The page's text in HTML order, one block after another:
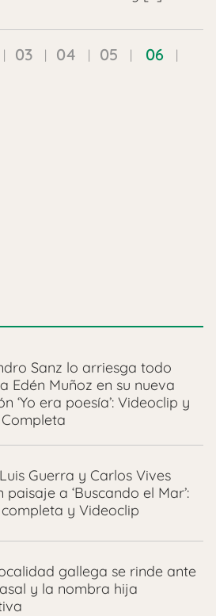
03 04 05 06
Sanz lo arriesga todo
Edén Muñoz en su nueva
‘Yo era poesía’: Videoclip y
Guerra y Carlos Vives
paisaje a ‘Buscando el Mar’:
y Videoclip
gallega se rinde ante
y la nombra hija